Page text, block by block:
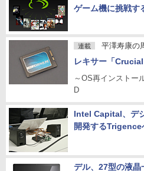
ゲーム機に挑戦す
連載 平澤寿康の
レキサー「
～OS再インストー
D
Intel Capital、デ
開発するTrigence
デル、27型の液晶